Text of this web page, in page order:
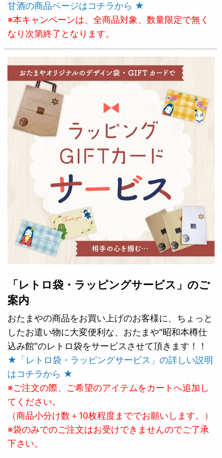
甘酒の商品ページはコチラから ★
※本キャンペーンは、全商品対象、数量限定で無く
なり次第終了となります。
「レトロ袋・ラッピングサービス」のご
案内
おたまやの商品をお買い上げのお客様に、ちょっと
したお遣い物に大変便利な、おたまや"昭和本樽仕
込み館"のレトロ袋をサービスさせて頂きます！！
★「レトロ袋・ラッピングサービス」の詳しい説明
はコチラから ★
※ご注文の際、ご希望のアイテムをカートへ追加し
てください。
（商品小分け数＋10枚程度まででお願いします。）
※袋のみでのご注文はお受けできませんのでご了承
下さい。